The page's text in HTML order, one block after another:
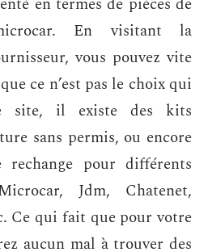
En visitant la
vous pouvez vite
ce n’est pas le choix qui
site, il existe des kits
sans permis, ou encore
rechange pour différents
Jdm, Chatenet,
Ce qui fait que pour votre
aucun mal à trouver des